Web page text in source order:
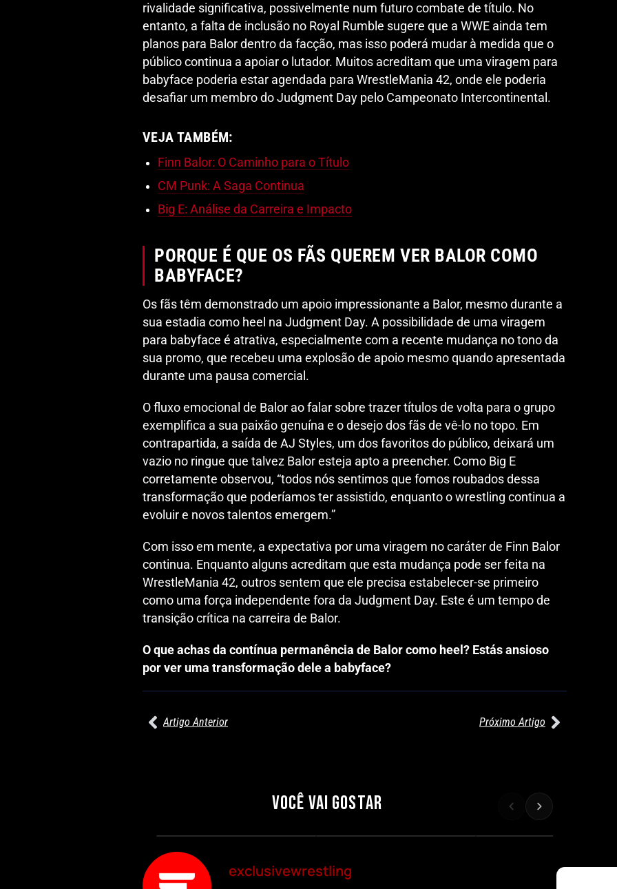
rivalidade significativa, possivelmente num futuro combate de título. No
entanto, a falta de inclusão no Royal Rumble sugere que a WWE ainda tem
planos para Balor dentro da facção, mas isso poderá mudar à medida que o
público continua a apoiar o lutador. Muitos acreditam que uma viragem para
babyface poderia estar agendada para WrestleMania 42, onde ele poderia
desafiar um membro do Judgment Day pelo Campeonato Intercontinental.
VEJA TAMBÉM:
Finn Balor: O Caminho para o Título
CM Punk: A Saga Continua
Big E: Análise da Carreira e Impacto
PORQUE É QUE OS FÃS QUEREM VER BALOR COMO
BABYFACE?
Os fãs têm demonstrado um apoio impressionante a Balor, mesmo durante a
sua estadia como heel na Judgment Day. A possibilidade de uma viragem
para babyface é atrativa, especialmente com a recente mudança no tono da
sua promo, que recebeu uma explosão de apoio mesmo quando apresentada
durante uma pausa comercial.
O fluxo emocional de Balor ao falar sobre trazer títulos de volta para o grupo
exemplifica a sua paixão genuína e o desejo dos fãs de vê-lo no topo. Em
contrapartida, a saída de AJ Styles, um dos favoritos do público, deixará um
vazio no ringue que talvez Balor esteja apto a preencher. Como Big E
corretamente observou, “todos nós sentimos que fomos roubados dessa
transformação que poderíamos ter assistido, enquanto o wrestling continua a
evoluir e novos talentos emergem.”
Com isso em mente, a expectativa por uma viragem no caráter de Finn Balor
continua. Enquanto alguns acreditam que esta mudança pode ser feita na
WrestleMania 42, outros sentem que ele precisa estabelecer-se primeiro
como uma força independente fora da Judgment Day. Este é um tempo de
transição crítica na carreira de Balor.
O que achas da contínua permanência de Balor como heel? Estás ansioso
por ver uma transformação dele a babyface?
Artigo Anterior Próximo Artigo
VOCÊ VAI GOSTAR
AEW REDEMPTION
Por exclusivewrestling
COMBATE INTENSO
Por exclusivewrestling
exclusivewrestling